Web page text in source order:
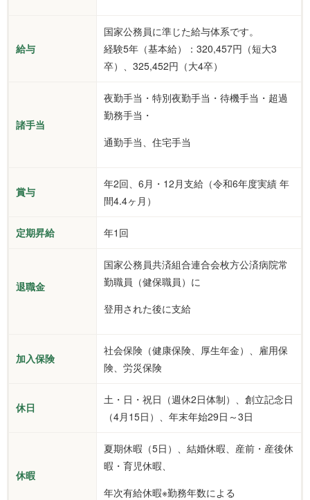
給与
国家公務員に準じた給与体系です。
経験5年（基本給）：320,457円（短大3
卒）、325,452円（大4卒）
諸手当
夜勤手当・特別夜勤手当・待機手当・超過
勤務手当・
通勤手当、住宅手当
賞与
年2回、6月・12月支給（令和6年度実績 年
間4.4ヶ月）
定期昇給 年1回
退職金
国家公務員共済組合連合会枚方公済病院常
勤職員（健保職員）に
登用された後に支給
加入保険
社会保険（健康保険、厚生年金）、雇用保
険、労災保険
休日
土・日・祝日（週休2日体制）、創立記念日
（4月15日）、年末年始29日～3日
休暇
夏期休暇（5日）、結婚休暇、産前・産後休
暇・育児休暇、
年次有給休暇※勤務年数による